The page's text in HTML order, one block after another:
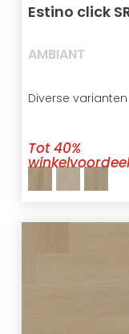
Estino click
AMBIANT
Diverse varianten
Tot 40%